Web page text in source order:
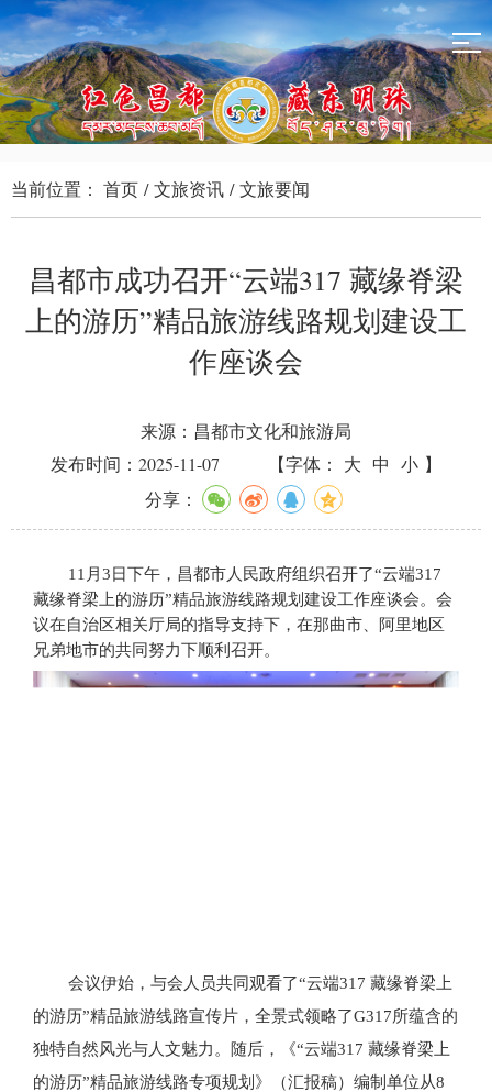
当前位置： 首页 /文旅资讯 /文旅要闻
昌都市成功召开“云端317 藏缘脊梁
上的游历”精品旅游线路规划建设工
作座谈会
来源：昌都市文化和旅游局
发布时间：2025-11-07
【字体： 大 中 小 】
分享：
11月3日下午，昌都市人民政府组织召开了“云端317
藏缘脊梁上的游历”精品旅游线路规划建设工作座谈会。会
议在自治区相关厅局的指导支持下，在那曲市、阿里地区
兄弟地市的共同努力下顺利召开。
会议伊始，与会人员共同观看了“云端317 藏缘脊梁上
的游历”精品旅游线路宣传片，全景式领略了G317所蕴含的
独特自然风光与人文魅力。随后，《“云端317 藏缘脊梁上
的游历”精品旅游线路专项规划》（汇报稿）编制单位从8